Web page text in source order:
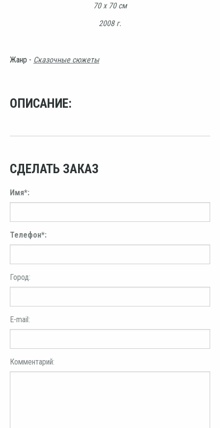
70 х 70 см
2008 г.
Жанр - Сказочные сюжеты
ОПИСАНИЕ:
СДЕЛАТЬ ЗАКАЗ
Имя*:
Телефон*:
Город:
E-mail:
Комментарий: